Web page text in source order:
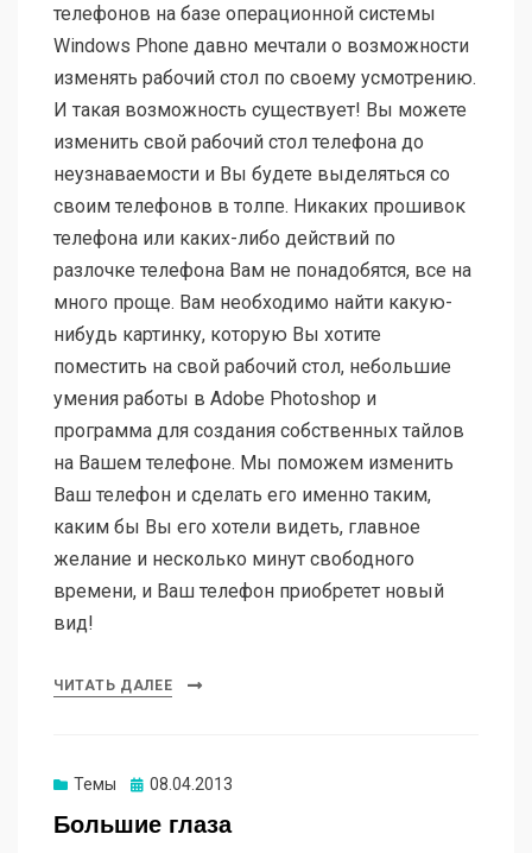
телефонов на базе операционной системы
Windows Phone давно мечтали о возможности
изменять рабочий стол по своему усмотрению.
И такая возможность существует! Вы можете
изменить свой рабочий стол телефона до
неузнаваемости и Вы будете выделяться со
своим телефонов в толпе. Никаких прошивок
телефона или каких-либо действий по
разлочке телефона Вам не понадобятся, все на
много проще. Вам необходимо найти какую-
нибудь картинку, которую Вы хотите
поместить на свой рабочий стол, небольшие
умения работы в Adobe Photoshop и
программа для создания собственных тайлов
на Вашем телефоне. Мы поможем изменить
Ваш телефон и сделать его именно таким,
каким бы Вы его хотели видеть, главное
желание и несколько минут свободного
времени, и Ваш телефон приобретет новый
вид!
ЧИТАТЬ ДАЛЕЕ
Темы Опубликовано
08.04.2013
Большие глаза